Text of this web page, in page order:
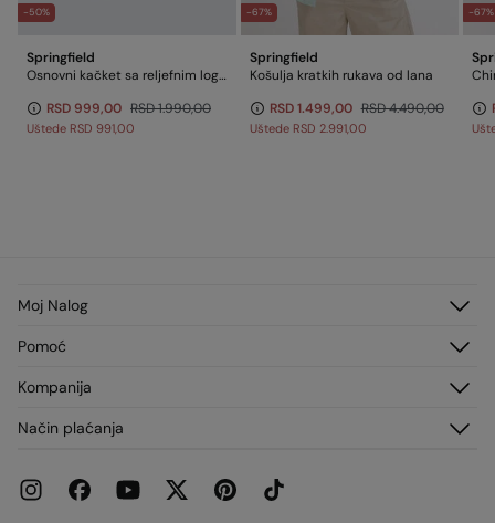
-50%
Springfield
Osnovni kačket sa reljefnim logom Springfield
RSD 999,00 RSD 1.990,00
Uštede RSD 991,00
-67%
Springfield
Košulja kratkih rukava od lana
RSD 1.499,00 RSD 4.490,00
Uštede RSD 2.991,00
-67%
Moj Nalog
Moje Adrese
Pomoć
Česta pitanja
Dostava
Trenutne promocije
Kompanija
Franšize
Radi sa nama
Način plaćanja